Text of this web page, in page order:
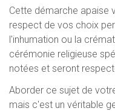
Cette démarche apaise
respect de vos choix
l'inhumation ou la
cérémonie religieuse
notées et seront
Aborder ce sujet de
mais c'est un véritable